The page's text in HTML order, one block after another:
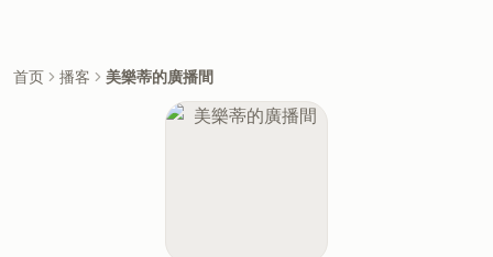
首页 播客 美樂蒂的廣播間